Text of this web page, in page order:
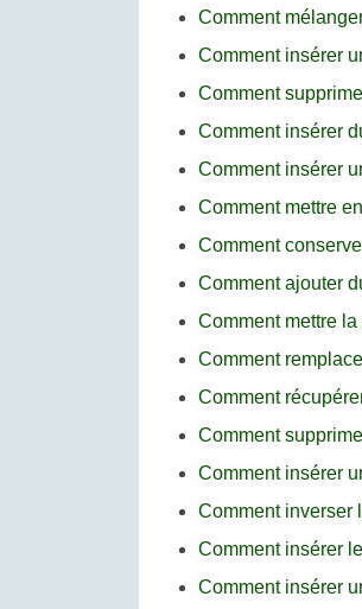
Comment
Comment insérer
Comment
Comment insérer
Comment insérer
Comment mettre
Comment
Comment ajouter
Comment mettre
Comment
Comment
Comment
Comment insérer
Comment inverser
Comment insérer
Comment insérer